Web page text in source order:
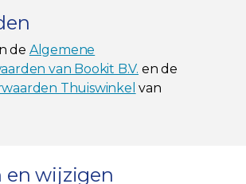
de Algemene
van Bookit B.V. en de
Thuiswinkel van
en wijzigen